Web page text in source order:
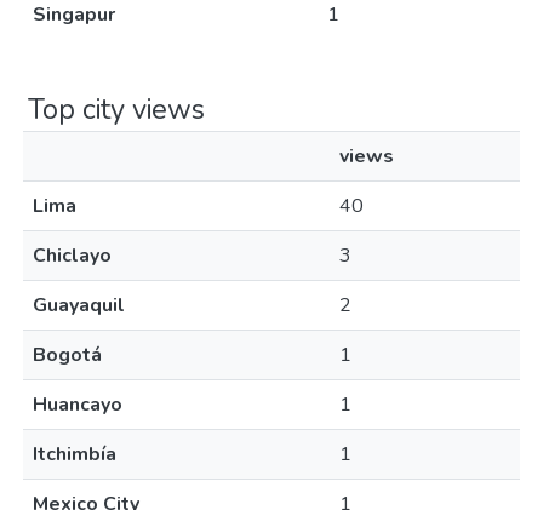
Singapur
1
Top city views
views
Lima
40
Chiclayo
3
Guayaquil
2
Bogotá
1
Huancayo
1
Itchimbía
1
Mexico City
1